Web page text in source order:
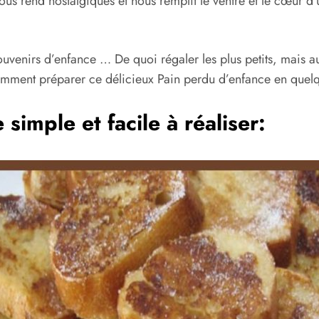
d’enfance … De quoi régaler les plus petits, mais
préparer ce délicieux Pain perdu d’enfance en
simple et facile à réaliser: